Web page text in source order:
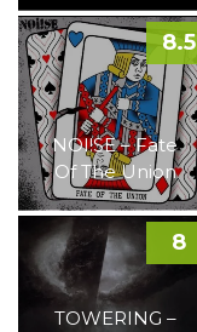
NOI!SE – Fate
Of The Union
8.5
TOWERING –
8